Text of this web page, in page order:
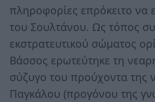
πληροφορίες επρόκειτο να
του Σουλτάνου. Ως τόπος
εκστρατευτικού σώματος
Βάσσος ερωτεύτηκε τη
σύζυγο του προύχοντα της
Παγκάλου (προγόνου της